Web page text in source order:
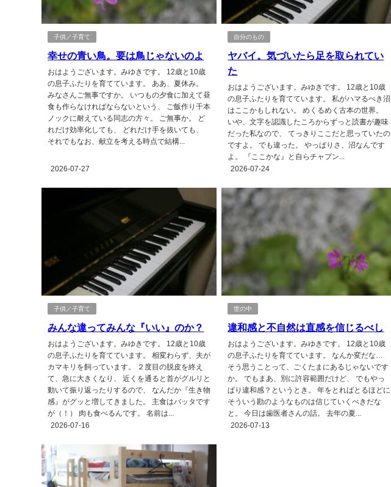
子供／子育て
幸せの青い鳥。要は鳥じゃないのよ
おはようございます。みゆきです。 12歳と10歳
の息子ふたりを育てています。 ああ、夏休み。
みなさんご無事ですか。 いつもの夕食に加えて昼
食も作らなければならないという、 ご飯作り千本
ノックに耐えている同志の方々。 ご無事か。 ど
れだけ効率化しても、 どれだけ手を抜いても、
それでもなお、献立を考える時点で結構...
2026-07-27
自分のもの
ヤバイ。気づいたら足を取られてい
た
おはようございます。みゆきです。 12歳と10歳
の息子ふたりを育てています。 私がハマるべき沼
はここかもしれない。 めくるめく古本の世界。
いや、文字を認識したころからずっと読書が趣味
だった私なので、 てっきりここだと思っていたの
ですよ。 でも違った。 やっぱりさ、沼なんです
よ。 『ここかな』と自らチャプン...
2026-07-24
子供／子育て
みんな違ってみんな『いい』のか？
おはようございます。みゆきです。 12歳と10歳
の息子ふたりを育てています。 相変わらず、夫が
カマキリを飼っています。 ２度目の脱皮を終え
て、急に大きくなり、 近くを通ると首がグルリと
動いて振り返ったりするので、 なんだか『生き物
感』がグッと増してきました。 主食はバッタです
が（！） 肉も食べるんです。 名前は...
2026-07-16
世の中
違和感と不自然は直感を信じるべし
おはようございます。みゆきです。 12歳と10歳
の息子ふたりを育てています。 なんか変だな…
そう思うことって、ごくたまにあるじゃないです
か。 でもまあ、別に許容範囲だけど、 でもやっ
ぱり違和感？というとき。 年をとればとるほどに
そういう勘のようなものは信じていくべきだな
と。 今日は歯医者さんの話。 去年の夏...
2026-07-13